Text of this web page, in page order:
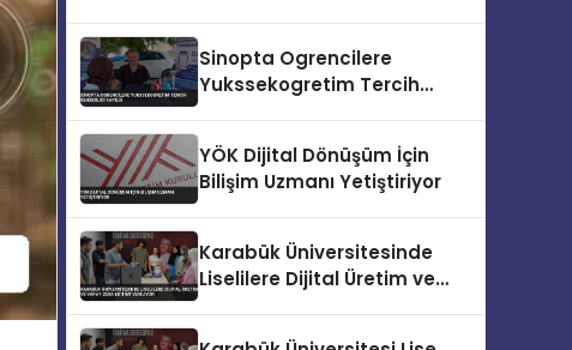
Sinopta Ogrencilere
Yukssekogretim Tercih
YÖK Dijital Dönüşüm İçin
Bilişim Uzmanı Yetiştiriyor
Karabük Üniversitesinde
Liselilere Dijital Üretim ve